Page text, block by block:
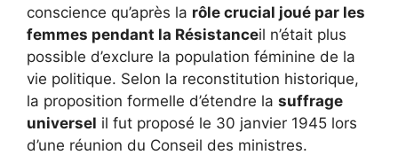
conscience qu’après la rôle crucial joué par les
femmes pendant la Résistanceil n’était plus
possible d’exclure la population féminine de la
vie politique. Selon la reconstitution historique,
la proposition formelle d’étendre la suffrage
universel il fut proposé le 30 janvier 1945 lors
d’une réunion du Conseil des ministres.